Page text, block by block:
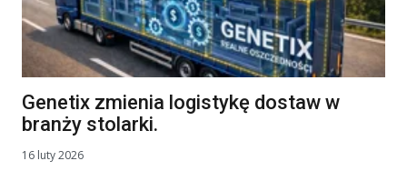
Genetix zmienia logistykę dostaw w
branży stolarki.
16 luty 2026